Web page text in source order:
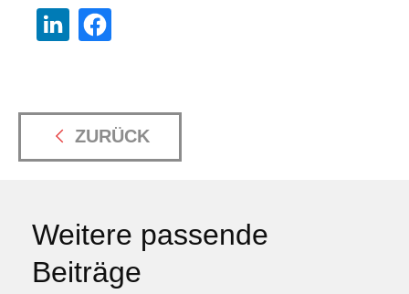
ZURÜCK
Weitere passende
Beiträge